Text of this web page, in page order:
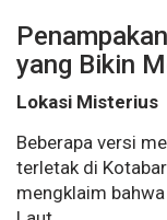
yang Bikin
Lokasi Misterius
Beberapa versi
terletak di
mengklaim